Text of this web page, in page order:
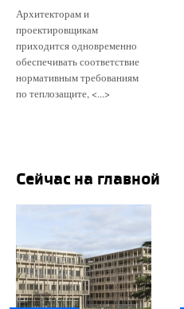
Архитекторам и
проектировщикам
приходится одновременно
обеспечивать соответствие
нормативным требованиям
по теплозащите, <...>
Сейчас на главной